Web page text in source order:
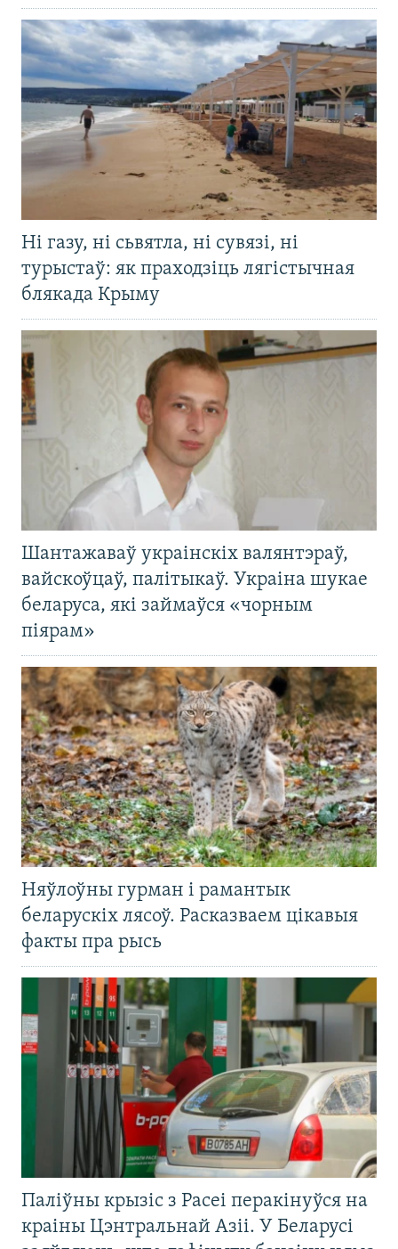
Ні газу, ні сьвятла, ні сувязі, ні
турыстаў: як праходзіць лягістычная
блякада Крыму
Шантажаваў украінскіх валянтэраў,
вайскоўцаў, палітыкаў. Украіна шукае
беларуса, які займаўся «чорным
піярам»
Няўлоўны гурман і рамантык
беларускіх лясоў. Расказваем цікавыя
факты пра рысь
Паліўны крызіс з Расеі перакінуўся на
краіны Цэнтральнай Азіі. У Беларусі